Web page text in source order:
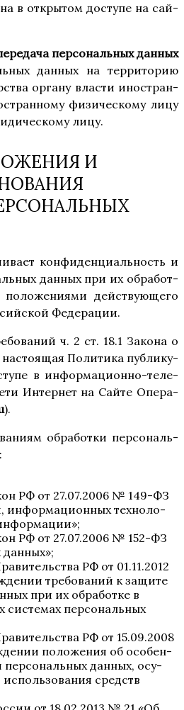
в откры­том досту­пе на сай­
пер­со­наль­ных дан­ных
дан­ных на тер­ри­то­рию
орга­ну вла­сти ино­стран­
физи­че­ско­му лицу
лицу.
И
кон­фи­ден­ци­аль­ность и
дан­ных при их обра­бот­
дей­ству­ю­ще­го
Федерации.
ч. 2 ст. 18.1 Зако­на о
Поли­ти­ка пуб­ли­ку­
в инфор­ма­ци­он­но-теле­
Интер­нет на Сай­те Опе­ра­
).
обра­бот­ки пер­со­наль­
РФ от 27.07.2006 № 149-ФЗ
инфор­ма­ци­он­ных тех­но­ло­
РФ от 27.07.2006 № 152-ФЗ
РФ от 01.11.2012
тре­бо­ва­ний к защи­те
при их обра­бот­ке в
пер­со­наль­ных
РФ от 15.09.2008
поло­же­ния об осо­бен­
пер­со­наль­ных дан­ных, осу­
средств